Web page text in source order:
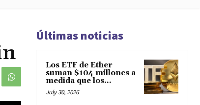
Últimas noticias
Los ETF de Ether
suman $104 millones a
medida que los...
July 30, 2026